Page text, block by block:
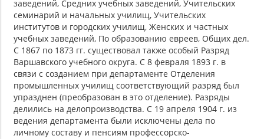
заведений, Средних учебных заведений, Учительских
семинарий и начальных училищ, Учительских
институтов и городских училищ, Женских и частных
учебных заведений, По образованию евреев, Общих дел.
С 1867 по 1873 гг. существовал также особый Разряд
Варшавского учебного округа. С 8 февраля 1893 г. в
связи с созданием при департаменте Отделения
промышленных училищ соответствующий разряд был
упразднен (преобразован в это отделение). Разряды
делились на делопроизводства. С 19 апреля 1904 г. из
ведения департамента были исключены дела по
личному составу и пенсиям профессорско-